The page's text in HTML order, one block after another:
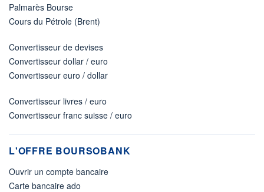
Palmarès Bourse
Cours du Pétrole (Brent)
Convertisseur de devises
Convertisseur dollar / euro
Convertisseur euro / dollar
Convertisseur livres / euro
Convertisseur franc suisse / euro
L'OFFRE BOURSOBANK
Ouvrir un compte bancaire
Carte bancaire ado